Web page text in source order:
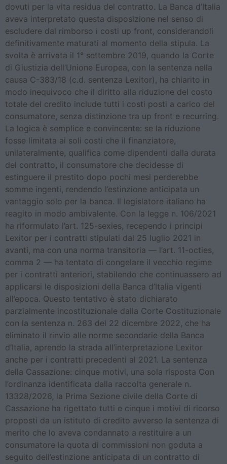
dovuti per la vita residua del contratto. La Banca d’Italia
aveva interpretato questa disposizione nel senso di
escludere dal rimborso i costi up front, considerandoli
definitivamente maturati al momento della stipula. La
svolta è arrivata il 1° settembre 2019, quando la Corte
di Giustizia dell’Unione Europea, con la sentenza nella
causa C-383/18 (c.d. sentenza Lexitor), ha chiarito in
modo inequivoco che il diritto alla riduzione del costo
totale del credito include tutti i costi posti a carico del
consumatore, senza distinzione tra up front e recurring.
La logica è semplice e convincente: se la riduzione
fosse limitata ai soli costi che il finanziatore,
unilateralmente, qualifica come dipendenti dalla durata
del contratto, il consumatore che decidesse di
estinguere il prestito dopo pochi mesi perderebbe
somme ingenti, rendendo l’estinzione anticipata un
vantaggio solo per la banca. Il legislatore italiano ha
reagito in modo ambivalente. Con la legge n. 106/2021
ha riformulato l’art. 125-sexies, recependo i principi
Lexitor per i contratti stipulati dal 25 luglio 2021 in
avanti, ma con una norma transitoria — l’art. 11-octies,
comma 2 — ha tentato di congelare il vecchio regime
per i contratti anteriori, stabilendo che continuassero ad
applicarsi le disposizioni della Banca d’Italia vigenti
all’epoca. Questo tentativo è stato dichiarato
parzialmente incostituzionale dalla Corte Costituzionale
con la sentenza n. 263 del 22 dicembre 2022, che ha
eliminato il rinvio alle norme secondarie della Banca
d’Italia, aprendo la strada all’interpretazione Lexitor
anche per i contratti precedenti al 2021. La sentenza
della Cassazione: cinque motivi, una sola risposta Con
l’ordinanza identificata dalla raccolta generale n.
13328/2026, la Prima Sezione civile della Corte di
Cassazione ha rigettato tutti e cinque i motivi di ricorso
proposti da un istituto di credito avverso la sentenza di
merito che lo aveva condannato a restituire a un
consumatore la quota di commissioni non goduta a
seguito dell’estinzione anticipata di un contratto di